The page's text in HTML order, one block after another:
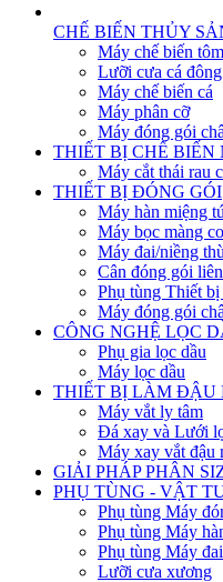
CHẾ BIẾN THỦY
Máy chế biến tôm
Lưỡi cưa cá
Máy chế biến cá
Máy phân cỡ
Máy đóng gói
THIẾT BỊ CHẾ BIẾN
Máy cắt thái rau
THIẾT BỊ ĐÓNG GÓI
Máy hàn miệng
Máy bọc màng co
Máy đai/niềng
Cân đóng gói
Phụ tùng Thiết
Máy đóng gói
CÔNG NGHỆ LỌC
Phụ gia lọc dầu
Máy lọc dầu
THIẾT BỊ LÀM ĐẬU
Máy vắt ly tâm
Đá xay và Lưới
Máy xay vắt đậu
GIẢI PHÁP PHÂN
PHỤ TÙNG - VẬT
Phụ tùng Máy
Phụ tùng Máy
Phụ tùng Máy
Lưỡi cưa xương